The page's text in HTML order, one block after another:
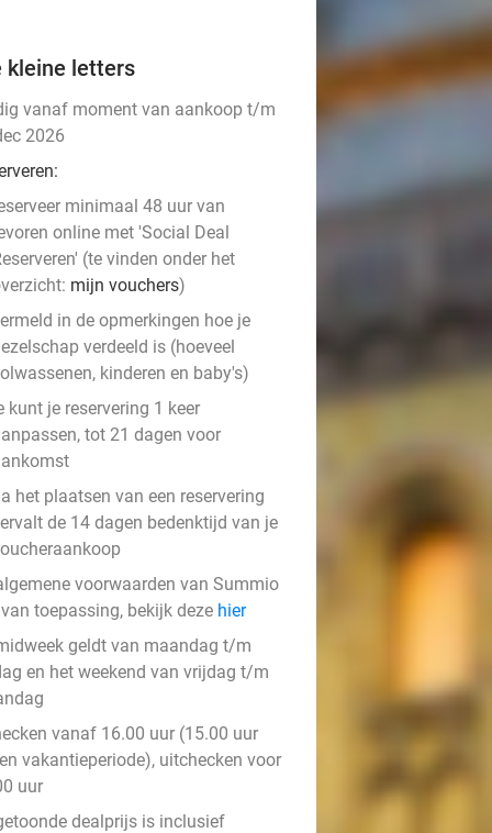
kleine letters
vanaf moment van aankoop t/m
2026
minimaal 48 uur van
online met 'Social Deal
(te vinden onder het
mijn vouchers)
in de opmerkingen hoe je
verdeeld is (hoeveel
kinderen en baby's)
kunt je reservering 1 keer
tot 21 dagen voor
het plaatsen van een reservering
de 14 dagen bedenktijd van je
voorwaarden van Summio
toepassing, bekijk deze hier
geldt van maandag t/m
en het weekend van vrijdag t/m
vanaf 16.00 uur (15.00 uur
vakantieperiode), uitchecken voor
uur
dealprijs is inclusief